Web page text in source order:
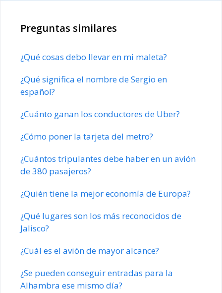
Preguntas similares
¿Qué cosas debo llevar en mi maleta?
¿Qué significa el nombre de Sergio en
español?
¿Cuánto ganan los conductores de Uber?
¿Cómo poner la tarjeta del metro?
¿Cuántos tripulantes debe haber en un avión
de 380 pasajeros?
¿Quién tiene la mejor economía de Europa?
¿Qué lugares son los más reconocidos de
Jalisco?
¿Cuál es el avión de mayor alcance?
¿Se pueden conseguir entradas para la
Alhambra ese mismo día?